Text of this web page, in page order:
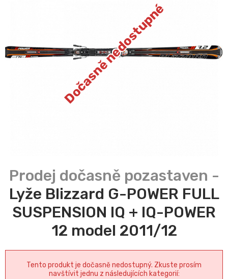
Dočasně nedostupné
Lyže Blizzard G-POWER FULL
SUSPENSION IQ + IQ-POWER
12 model 2011/12
Tento produkt je dočasně nedostupný. Zkuste prosím
navštívit jednu z následujících kategorií: